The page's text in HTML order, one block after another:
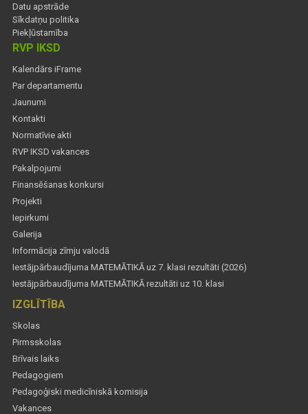
Datu apstrāde
Sīkdatņu politika
Piekļūstamība
RVP IKSD
Kalendārs iFrame
Par departamentu
Jaunumi
Kontakti
Normatīvie akti
RVP IKSD vakances
Pakalpojumi
Finansēšanas konkursi
Projekti
Iepirkumi
Galerija
Informācija zīmju valodā
Iestājpārbaudījuma MATEMĀTIKĀ uz 7. klasi rezultāti (2026)
Iestājpārbaudījuma MATEMĀTIKĀ rezultāti uz 10. klasi
IZGLĪTĪBA
Skolas
Pirmsskolas
Brīvais laiks
Pedagogiem
Pedagoģiski medicīniskā komisija
Vakances